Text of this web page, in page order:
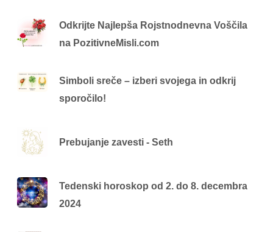
Odkrijte Najlepša Rojstnodnevna Voščila
na PozitivneMisli.com
Simboli sreče – izberi svojega in odkrij
sporočilo!
Prebujanje zavesti - Seth
Tedenski horoskop od 2. do 8. decembra
2024